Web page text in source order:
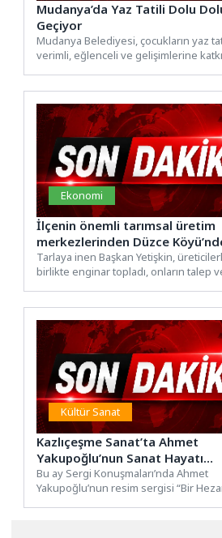
Mudanya’da Yaz Tatili Dolu
Geçiyor
Mudanya Belediyesi, çocukların yaz
verimli, eğlenceli ve gelişimlerine katkı
Ekonomi
İlçenin önemli tarımsal üretim
merkezlerinden Düzce
gerçekleşen hasada,
Belediye Başkanı İsmail
katıldı.
Tarlaya inen Başkan Yetişkin,
birlikte enginar topladı, onların talep
Kültür Sanat
Kazlıçeşme Sanat’ta Ahmet
Yakupoğlu’nun Sanat Hayatı
Konuşuldu!
Bu ay Sergi Konuşmaları’nda Ahmet
Yakupoğlu’nun resim sergisi “Bir